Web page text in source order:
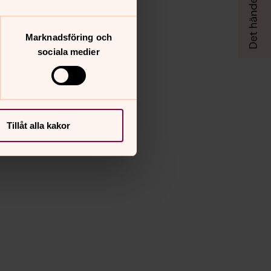
Marknadsföring och
sociala medier
Tillåt alla kakor